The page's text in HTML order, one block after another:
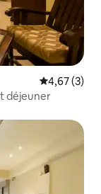
Évaluation
4,67 (3)
déjeuner